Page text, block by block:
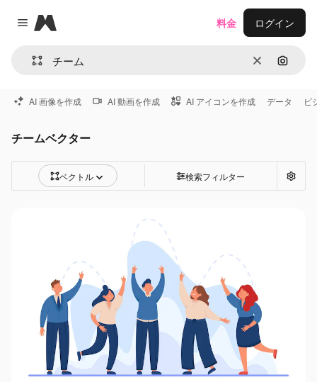
Close menu
Magnific
消去 画像で
料金 ログイン
AI 画像を作成 AI 動画を作成 AI アイコンを作成 データ ビ
チームベクター
ベクトル 検索フィルター